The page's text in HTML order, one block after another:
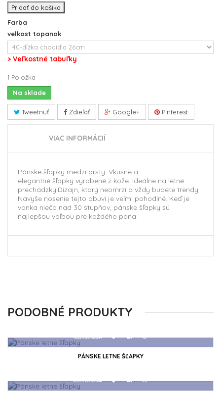
Pridať do košíka
Farba
velkost topanok
> Veľkostné tabuľky
1 Položka
Na sklade
Tweetnuť Zdieľať Google+ Pinterest
VIAC INFORMÁCIÍ
Pánske šľapky medzi prsty. Vkusné a
elegantné šľapky vyrobené z kože. Ideálne na letné
prechádzky.Dizajn, ktorý neomrzí a vždy budete trendy.
Navyše nosenie tejto obuvi je veľmi pohodlné. Keď je
vonka niečo nad 30 stupňov, pánske šľapky sú
najlepšou voľbou pre každého pána.
PODOBNÉ PRODUKTY
PÁNSKE LETNE ŠĽAPKY